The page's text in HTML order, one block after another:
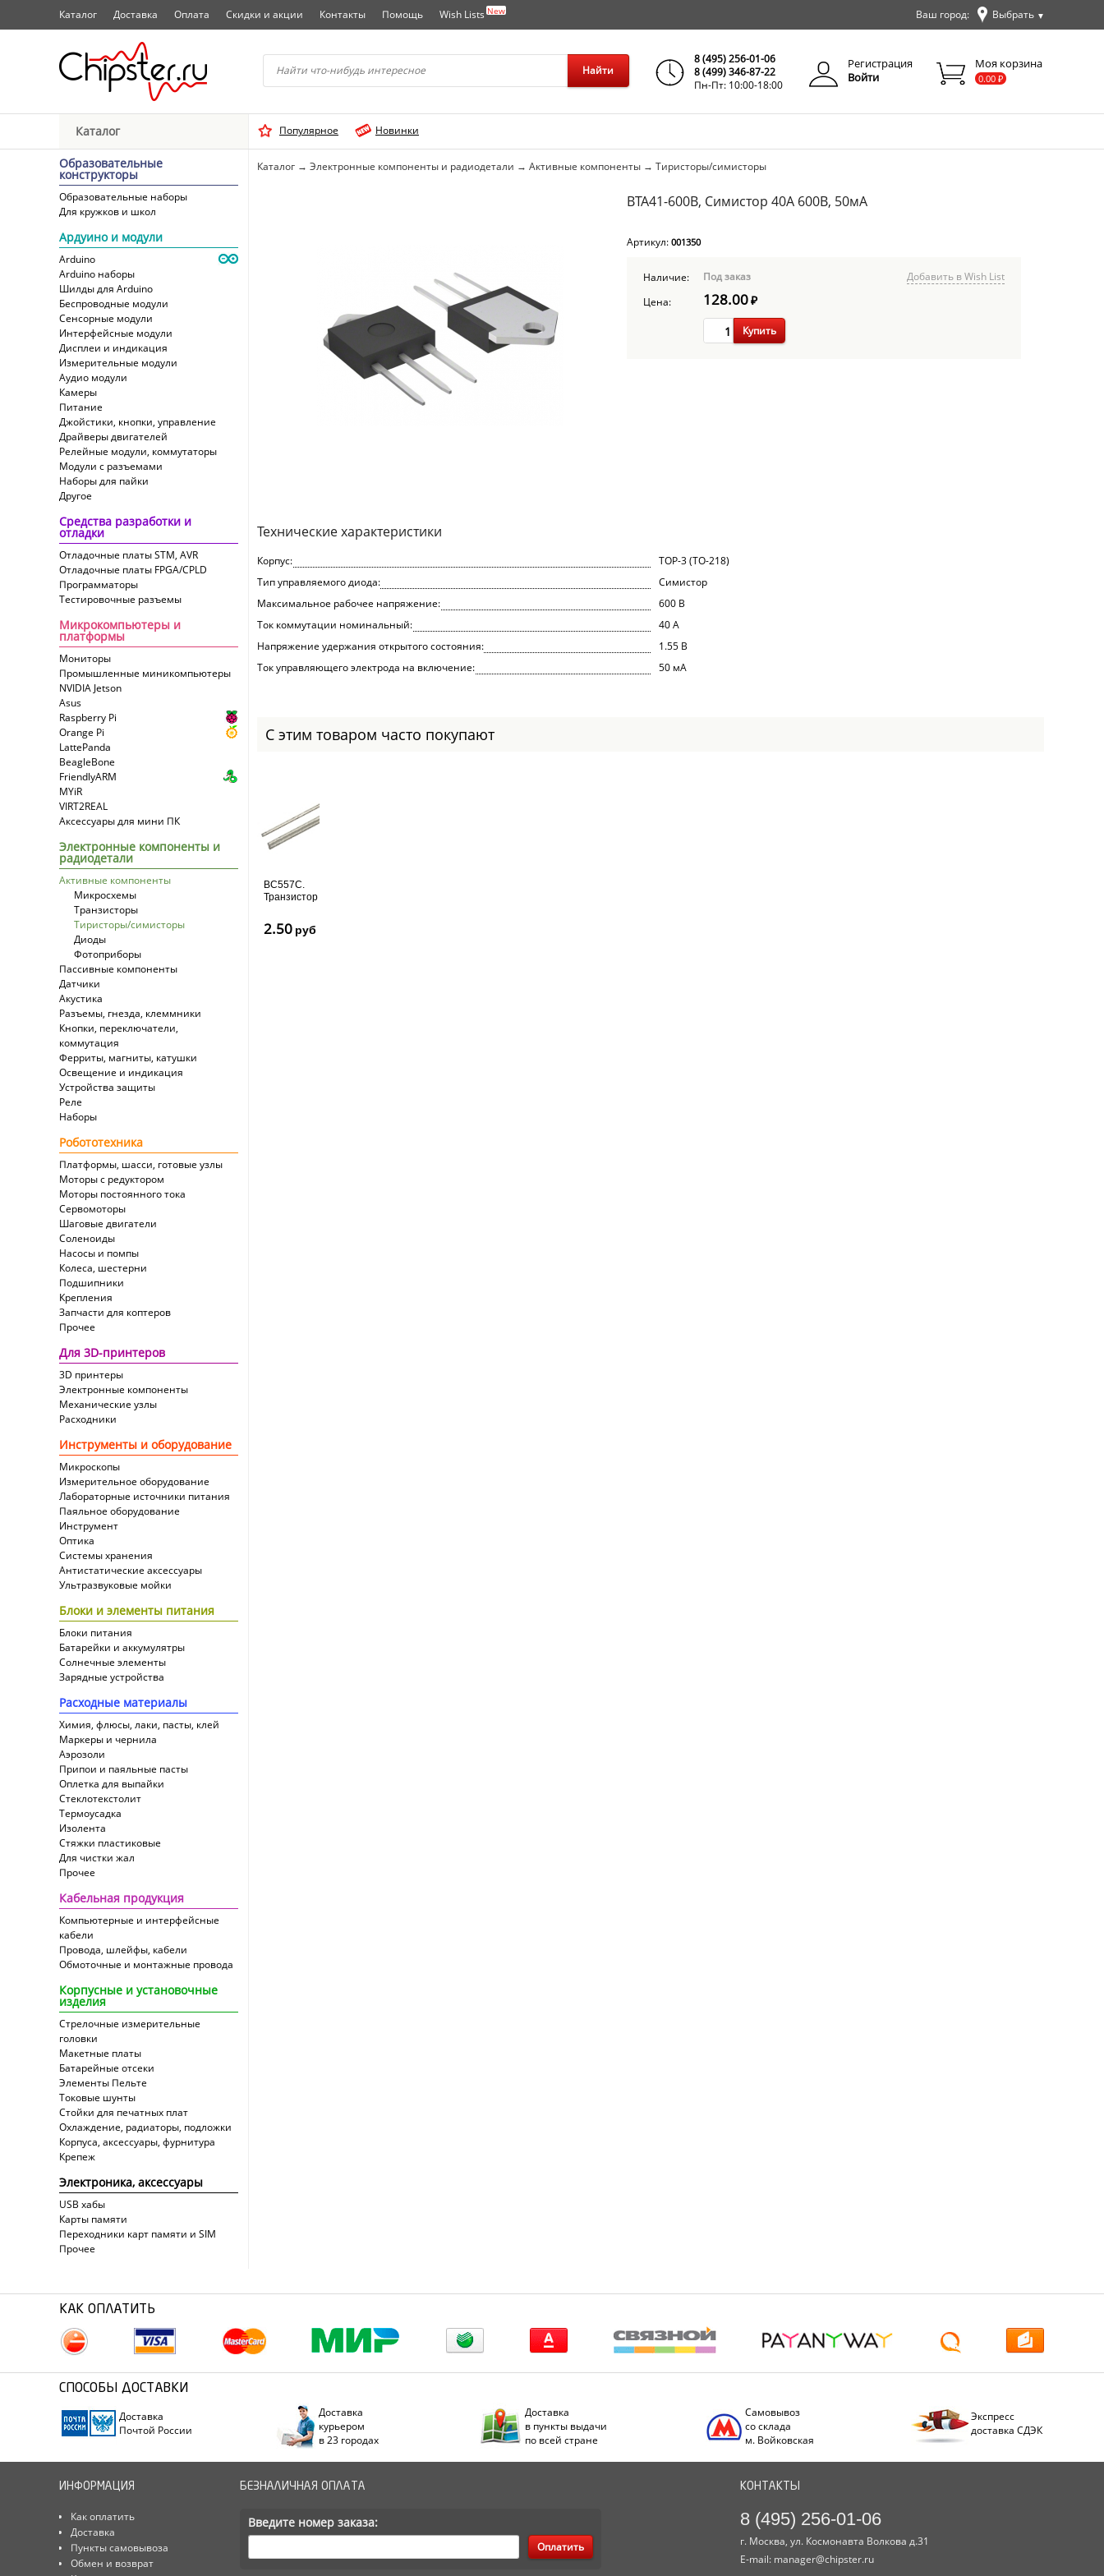
Начните водить название города..
Каталог Доставка Оплата Скидки и акции Контакты Помощь Wish Lists New Ваш город: Выбрать ▼
Найти
8 (495) 256-01-06
8 (499) 346-87-22
Пн-Пт: 10:00-18:00
Регистрация
Войти
Моя корзина
0.00 ₽
Каталог Популярное Новинки
Образовательные
конструкторы
Образовательные наборы
Для кружков и школ
Ардуино и модули
Arduino
Arduino наборы
Шилды для Arduino
Беспроводные модули
Сенсорные модули
Интерфейсные модули
Дисплеи и индикация
Измерительные модули
Аудио модули
Камеры
Питание
Джойстики, кнопки, управление
Драйверы двигателей
Релейные модули, коммутаторы
Модули с разъемами
Наборы для пайки
Другое
Средства разработки и
отладки
Отладочные платы STM, AVR
Отладочные платы FPGA/CPLD
Программаторы
Тестировочные разъемы
Микрокомпьютеры и
платформы
Мониторы
Промышленные миникомпьютеры
NVIDIA Jetson
Asus
Raspberry Pi
Orange Pi
LattePanda
BeagleBone
FriendlyARM
MYiR
VIRT2REAL
Аксессуары для мини ПК
Электронные компоненты и
радиодетали
Активные компоненты
Микросхемы
Транзисторы
Тиристоры/симисторы
Диоды
Фотоприборы
Пассивные компоненты
Датчики
Акустика
Разъемы, гнезда, клеммники
Кнопки, переключатели,
коммутация
Ферриты, магниты, катушки
Освещение и индикация
Устройства защиты
Реле
Наборы
Робототехника
Платформы, шасси, готовые узлы
Моторы с редуктором
Моторы постоянного тока
Сервомоторы
Шаговые двигатели
Соленоиды
Насосы и помпы
Колеса, шестерни
Подшипники
Крепления
Запчасти для коптеров
Прочее
Для 3D-принтеров
3D принтеры
Электронные компоненты
Механические узлы
Расходники
Инструменты и оборудование
Микроскопы
Измерительное оборудование
Лабораторные источники питания
Паяльное оборудование
Инструмент
Оптика
Системы хранения
Антистатические аксессуары
Ультразвуковые мойки
Блоки и элементы питания
Блоки питания
Батарейки и аккумулятры
Солнечные элементы
Зарядные устройства
Расходные материалы
Химия, флюсы, лаки, пасты, клей
Маркеры и чернила
Аэрозоли
Припои и паяльные пасты
Оплетка для выпайки
Cтеклотекстолит
Термоусадка
Изолента
Стяжки пластиковые
Для чистки жал
Прочее
Кабельная продукция
Компьютерные и интерфейсные
кабели
Провода, шлейфы, кабели
Обмоточные и монтажные провода
Корпусные и установочные
изделия
Стрелочные измерительные
головки
Макетные платы
Батарейные отсеки
Элементы Пельте
Токовые шунты
Стойки для печатных плат
Охлаждение, радиаторы, подложки
Корпуса, аксессуары, фурнитура
Крепеж
Электроника, аксессуары
USB хабы
Карты памяти
Переходники карт памяти и SIM
Прочее
Каталог → Электронные компоненты и радиодетали → Активные компоненты → Тиристоры/симисторы
BTA41-600B, Симистор 40А 600В, 50мА
Артикул: 001350
Наличие: Под заказ
Добавить в Wish List
Цена:
128.00₽
Купить
Технические характеристики
Корпус:
TOP-3 (TO-218)
Тип управляемого диода:
Симистор
Максимальное рабочее напряжение:
600 В
Ток коммутации номинальный:
40 А
Напряжение удержания открытого состояния:
1.55 В
Ток управляющего электрода на включение:
50 мА
С этим товаром часто покупают
BC557C.
Транзистор
общего
применения
2.50 руб
КАК ОПЛАТИТЬ
СПОСОБЫ ДОСТАВКИ
Доставка
Почтой России
Доставка
курьером
в 23 городах
Доставка
в пункты выдачи
по всей стране
Самовывоз
со склада
м. Войковская
Экспресс
доставка СДЭК
ИНФОРМАЦИЯ
Как оплатить
Доставка
Пункты самовывоза
Обмен и возврат
БЕЗНАЛИЧНАЯ ОПЛАТА
Введите номер заказа:
Оплатить
КОНТАКТЫ
8 (495) 256-01-06
г. Москва, ул. Космонавта Волкова д.31
E-mail: manager@chipster.ru